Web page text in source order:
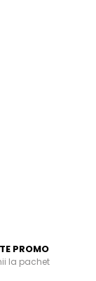
PROMO
la pachet